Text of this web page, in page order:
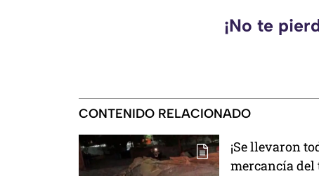
¡No te
CONTENIDO RELACIONADO
¡Se llevaron
mercancía